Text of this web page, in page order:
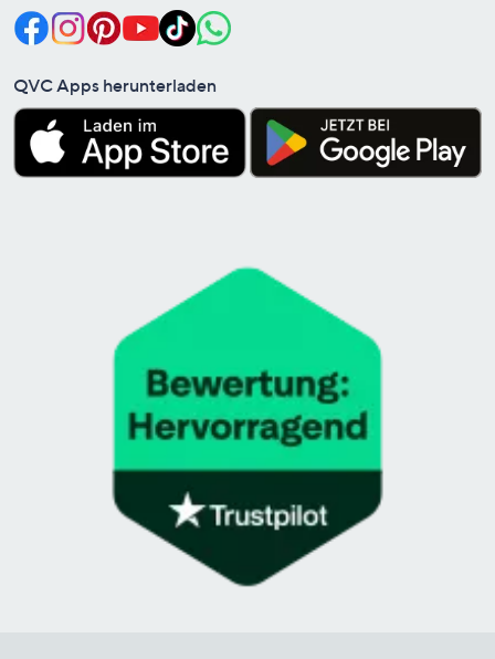
QVC Apps herunterladen